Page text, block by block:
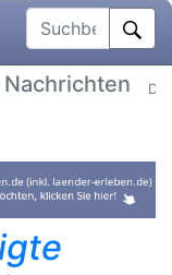
Suchbegriff
Nachrichten